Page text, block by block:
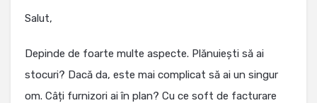
Salut,
Depinde de foarte multe aspecte. Plănuiești să ai
stocuri? Dacă da, este mai complicat să ai un singur
om. Câți furnizori ai în plan? Cu ce soft de facturare